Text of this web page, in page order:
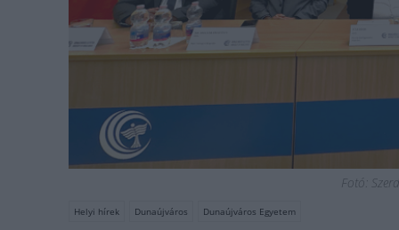
Fotó:
Helyi hírek Dunaújváros Dunaújváros Egyetem